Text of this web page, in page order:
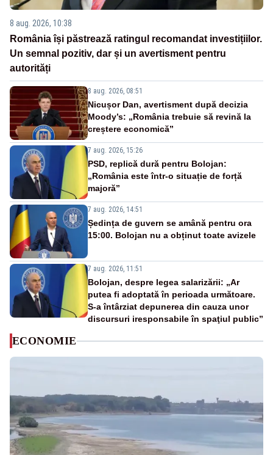
8 aug. 2026, 10:38
România își păstrează ratingul recomandat investițiilor.
Un semnal pozitiv, dar și un avertisment pentru
autorități
8 aug. 2026, 08:51
Nicușor Dan, avertisment după decizia
Moody’s: „România trebuie să revină la
creștere economică”
7 aug. 2026, 15:26
PSD, replică dură pentru Bolojan:
„România este într-o situație de forță
majoră”
7 aug. 2026, 14:51
Ședința de guvern se amână pentru ora
15:00. Bolojan nu a obținut toate avizele
7 aug. 2026, 11:51
Bolojan, despre legea salarizării: „Ar
putea fi adoptată în perioada următoare.
S-a întârziat depunerea din cauza unor
discursuri iresponsabile în spaţiul public”
ECONOMIE